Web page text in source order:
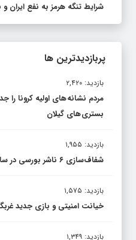
شرایط تنگه هرمز به نفع ایران
پربازدیدترین ها
بازدید: ۲,۴۲۰
مردم نشانه های اولیه کرونا را
بستری های گیلان
بازدید: ۱,۹۵۵
شفاف‌سازی ۶ ناشر بورسی در سامانه کدال
بازدید: ۱,۵۷۵
خیانت امنیتی و بازی جدید
بازدید: ۱,۳۴۹